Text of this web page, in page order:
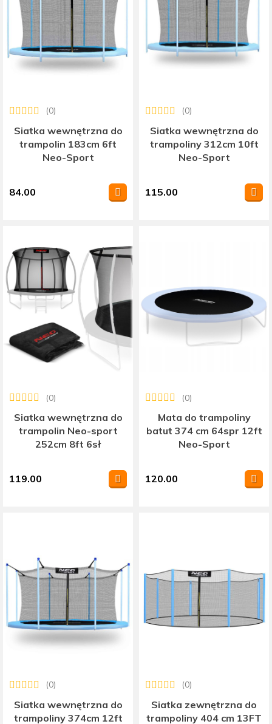
Siatka wewnętrzna do
trampolin 183cm 6ft
Neo-Sport
(0)
84.00
Siatka wewnętrzna do
trampoliny 312cm 10ft
Neo-Sport
(0)
115.00
Siatka wewnętrzna do
trampolin Neo-sport
252cm 8ft 6sł
(0)
119.00
Mata do trampoliny
batut 374 cm 64spr 12ft
Neo-Sport
(0)
120.00
Siatka wewnętrzna do
trampoliny 374cm 12ft
(0)
Siatka zewnętrzna do
trampoliny 404 cm 13FT
(0)